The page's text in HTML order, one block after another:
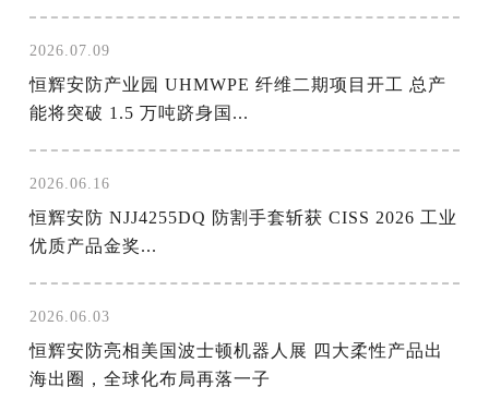
2026.07.09
恒辉安防产业园 UHMWPE 纤维二期项目开工 总产
能将突破 1.5 万吨跻身国...
2026.06.16
恒辉安防 NJJ4255DQ 防割手套斩获 CISS 2026 工业
优质产品金奖...
2026.06.03
恒辉安防亮相美国波士顿机器人展 四大柔性产品出
海出圈，全球化布局再落一子